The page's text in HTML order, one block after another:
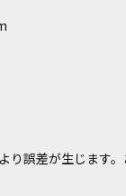
誤差が生じます。